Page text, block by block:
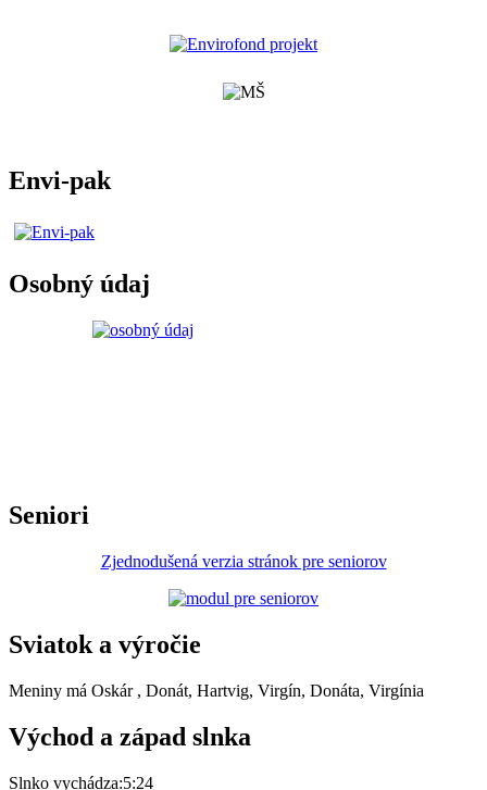
Envi-pak
Osobný údaj
Seniori
Zjednodušená verzia stránok pre seniorov
Sviatok a výročie
Meniny má Oskár , Donát, Hartvig, Virgín, Donáta, Virgínia
Východ a západ slnka
Slnko vychádza:5:24